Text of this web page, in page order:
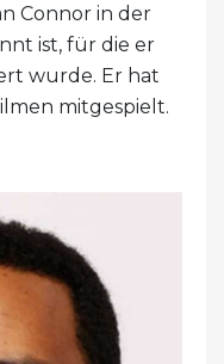
Connor in der
ist, für die er
wurde. Er hat
mitgespielt.